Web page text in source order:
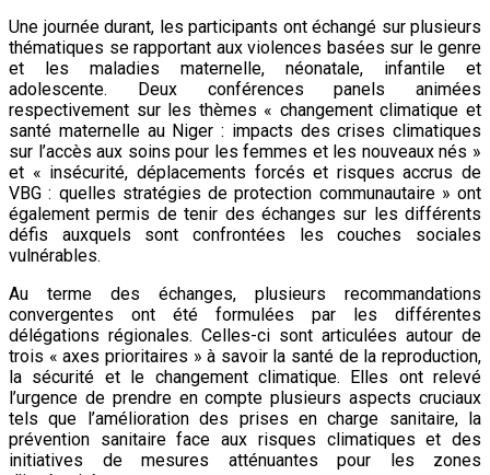
Une journée durant, les participants ont échangé sur plusieurs
thématiques se rapportant aux violences basées sur le genre
et les maladies maternelle, néonatale, infantile et
adolescente. Deux conférences panels animées
respectivement sur les thèmes « changement climatique et
santé maternelle au Niger : impacts des crises climatiques
sur l’accès aux soins pour les femmes et les nouveaux nés »
et « insécurité, déplacements forcés et risques accrus de
VBG : quelles stratégies de protection communautaire » ont
également permis de tenir des échanges sur les différents
défis auxquels sont confrontées les couches sociales
vulnérables.
Au terme des échanges, plusieurs recommandations
convergentes ont été formulées par les différentes
délégations régionales. Celles-ci sont articulées autour de
trois « axes prioritaires » à savoir la santé de la reproduction,
la sécurité et le changement climatique. Elles ont relevé
l’urgence de prendre en compte plusieurs aspects cruciaux
tels que l’amélioration des prises en charge sanitaire, la
prévention sanitaire face aux risques climatiques et des
initiatives de mesures atténuantes pour les zones